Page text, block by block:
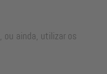
ou ainda, utilizar os